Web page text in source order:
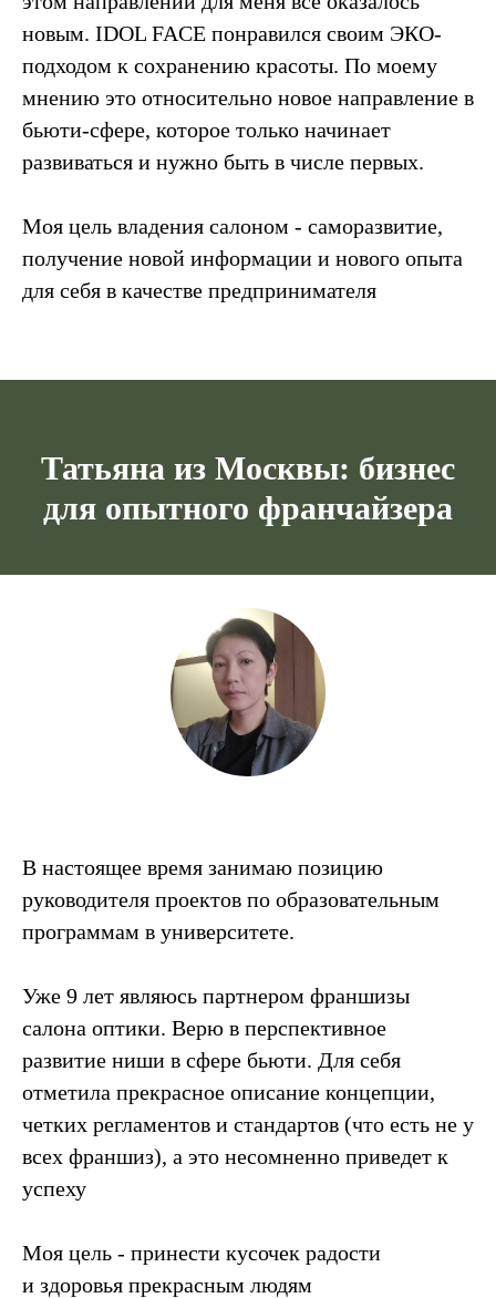
новым. ⁠IDOL FACE понравился своим ЭКО-
подходом к сохранению красоты. По моему
мнению это относительно новое направление в
бьюти-сфере, которое только начинает
развиваться и нужно быть в числе первых.
Моя цель владения салоном - саморазвитие,
получение новой информации и нового опыта
для себя в качестве предпринимателя
Татьяна из Москвы: бизнес
для опытного франчайзера
В настоящее время занимаю позицию
руководителя проектов по образовательным
программам в университете.
Уже 9 лет являюсь партнером франшизы
салона оптики. Верю в перспективное
развитие ниши в сфере бьюти. Для себя
отметила прекрасное описание концепции,
четких регламентов и стандартов (что есть не у
всех франшиз), а это несомненно приведет к
успеху
Моя цель - принести кусочек радости
и здоровья прекрасным людям